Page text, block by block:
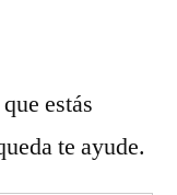
estás
te ayude.